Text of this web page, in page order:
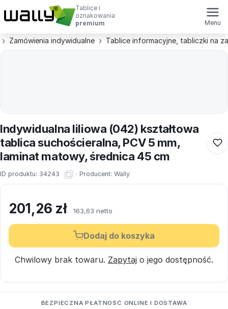
Tablice i
oznakowania
premium
Menu
Zamówienia indywidualne Tablice informacyjne, tabliczki na
Indywidualna liliowa (042) kształtowa
tablica suchościeralna, PCV 5 mm,
laminat matowy, średnica 45 cm
ID produktu: 34243 · Producent: Wally
201,26 zł 163,63 netto
Dodaj do koszyka
Chwilowy brak towaru. Zapytaj o jego dostępność.
BEZPIECZNA PŁATNOŚĆ ONLINE I DOSTAWA